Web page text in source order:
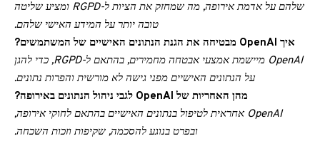
שלהם על אדמת אירופה, מה שמחזק את הציות ל-RGPD ומציע שליטה
טובה יותר על המידע האישי שלהם.
איך OpenAI מבטיחה את הגנת הנתונים האישיים של המשתמשים?
OpenAI מיישמת אמצעי אבטחה מחמירים, בהתאם ל-RGPD, כדי להגן
על הנתונים האישיים מפני גישה לא מורשית והפרות נתונים.
מהן האחריות של OpenAI לגבי ניהול הנתונים באירופה?
OpenAI אחראית לטיפול בנתונים האישיים בהתאם לחוקי אירופה,
ובפרט בנוגע להסכמה, שקיפות וזכות השכחה.